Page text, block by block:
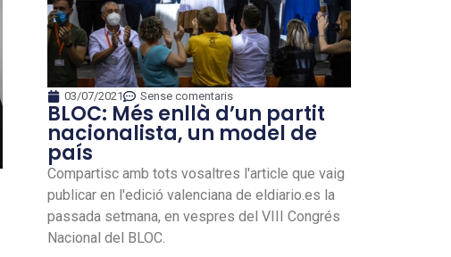
03/07/2021 Sense comentaris
BLOC: Més enllà d’un partit
nacionalista, un model de
país
Compartisc amb tots vosaltres l'article que vaig
publicar en l'edició valenciana de eldiario.es la
passada setmana, en vespres del VIII Congrés
Nacional del BLOC.